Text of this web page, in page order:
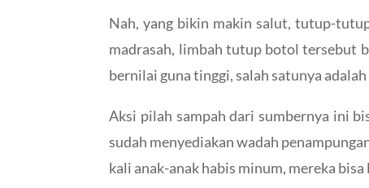
Nah, yang bikin makin salut, tutup-
madrasah, limbah tutup botol tersebut
bernilai guna tinggi, salah satunya adalah
Aksi pilah sampah dari sumbernya ini
sudah menyediakan wadah
kali anak-anak habis minum, mereka